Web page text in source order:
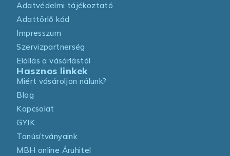
Adatvédelmi tájékoztató
Adattörlő kód
Impresszum
Szervizpartnerség
Elállás a vásárlástól
Hasznos linkek
Miért vásároljon nálunk?
Blog
Kapcsolat
GYIK
Tanúsítványaink
MBH online Áruhitel